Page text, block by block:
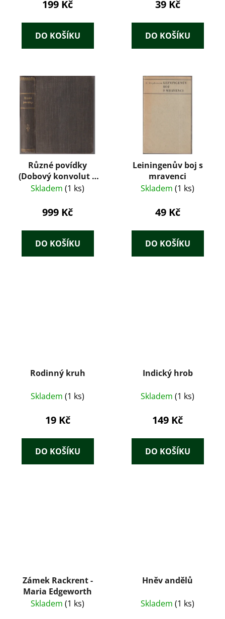
199 Kč
DO KOŠÍKU
39 Kč
DO KOŠÍKU
Různé povídky
(Dobový konvolut 8
tisků: Tolstoj,
Dickens, Jókai) – J.
Skladem (1 ks)
999 Kč
DO KOŠÍKU
Leiningenův boj s
mravenci
Skladem (1 ks)
49 Kč
DO KOŠÍKU
Rodinný kruh
Skladem (1 ks)
19 Kč
DO KOŠÍKU
Indický hrob
Skladem (1 ks)
149 Kč
DO KOŠÍKU
Zámek Rackrent -
Maria Edgeworth
Skladem (1 ks)
Hněv andělů
Skladem (1 ks)